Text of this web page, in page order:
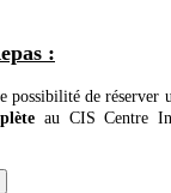
:
possibilité de réserver
au CIS Centre